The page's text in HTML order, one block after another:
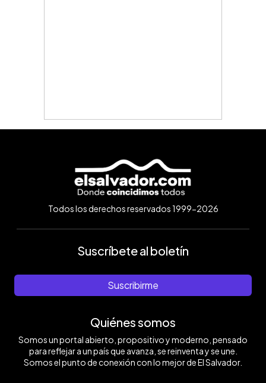
Todos los derechos reservados 1999-2026
Suscríbete al boletín
Suscribirme
Quiénes somos
Somos un portal abierto, propositivo y moderno, pensado
para reflejar a un país que avanza, se reinventa y se une.
Somos el punto de conexión con lo mejor de El Salvador.